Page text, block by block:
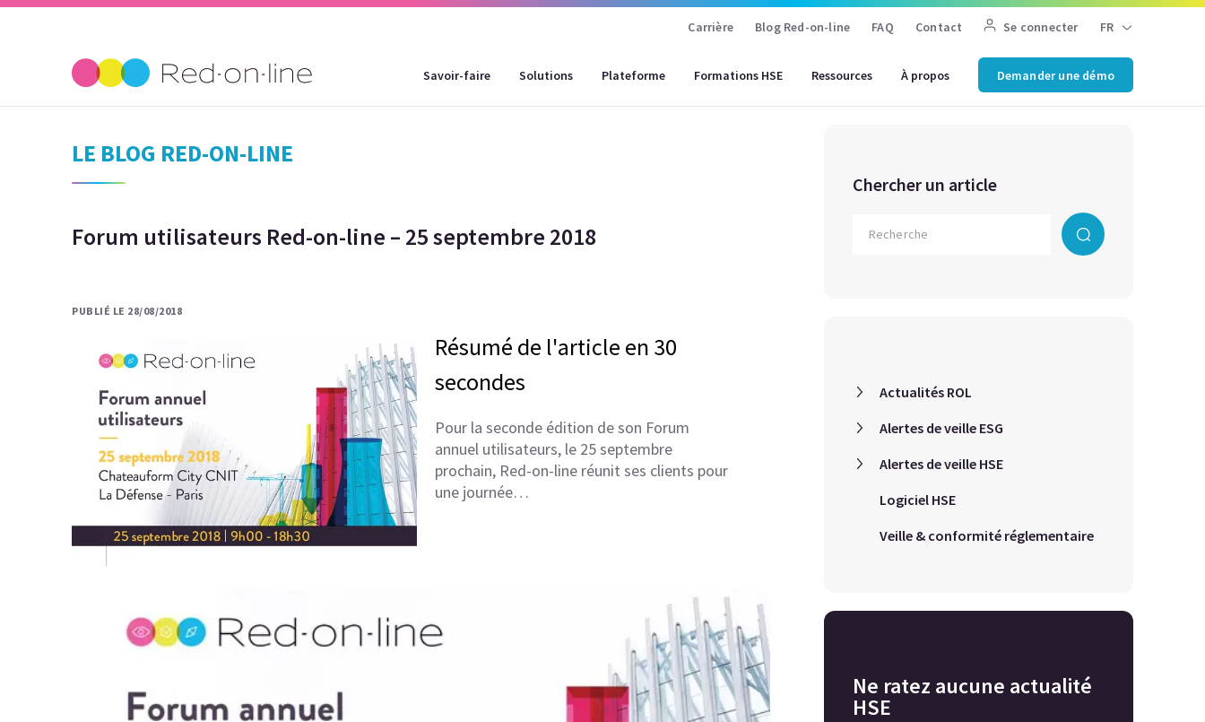
Carrière Blog Red-on-line FAQ Contact Se connecter FR
Savoir-faire Solutions Plateforme Formations HSE Ressources À propos Demander une démo
LE BLOG RED-ON-LINE
Forum utilisateurs Red-on-line – 25 septembre 2018
PUBLIÉ LE 28/08/2018
Résumé de l'article en 30
secondes
Pour la seconde édition de son Forum
annuel utilisateurs, le 25 septembre
prochain, Red-on-line réunit ses clients pour
une journée…
Chercher un article
Actualités ROL
Alertes de veille ESG
Alertes de veille HSE
Logiciel HSE
Veille & conformité réglementaire
Ne ratez aucune actualité
HSE